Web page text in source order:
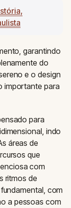
garantindo
do
e o design
importante para
para
indo
áreas de
que
com
ritmos de
com
a pessoas com